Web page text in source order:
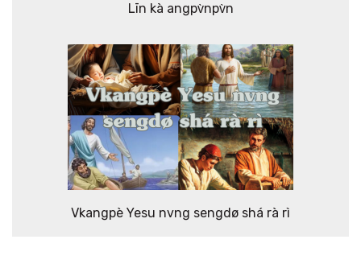
Līn kà angpv̀npv̀n
Vkangpè Yesu nvng sengdø shá rà rì